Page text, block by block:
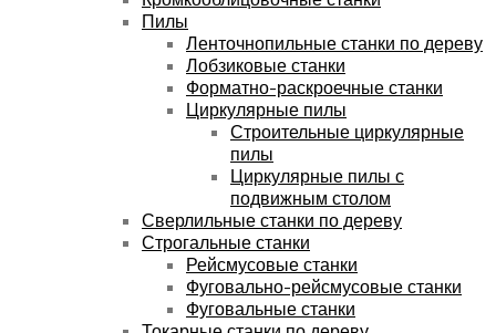
Пилы
Ленточнопильные станки по дереву
Лобзиковые станки
Форматно-раскроечные станки
Циркулярные пилы
Строительные циркулярные
пилы
Циркулярные пилы с
подвижным столом
Сверлильные станки по дереву
Строгальные станки
Рейсмусовые станки
Фуговально-рейсмусовые станки
Фуговальные станки